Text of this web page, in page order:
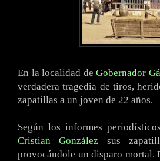
En la localidad de Gobernador
verdadera tragedia de tiros,
zapatillas a un joven de 22 años.
Según los informes
Cristian González sus
provocándole un disparo mortal.